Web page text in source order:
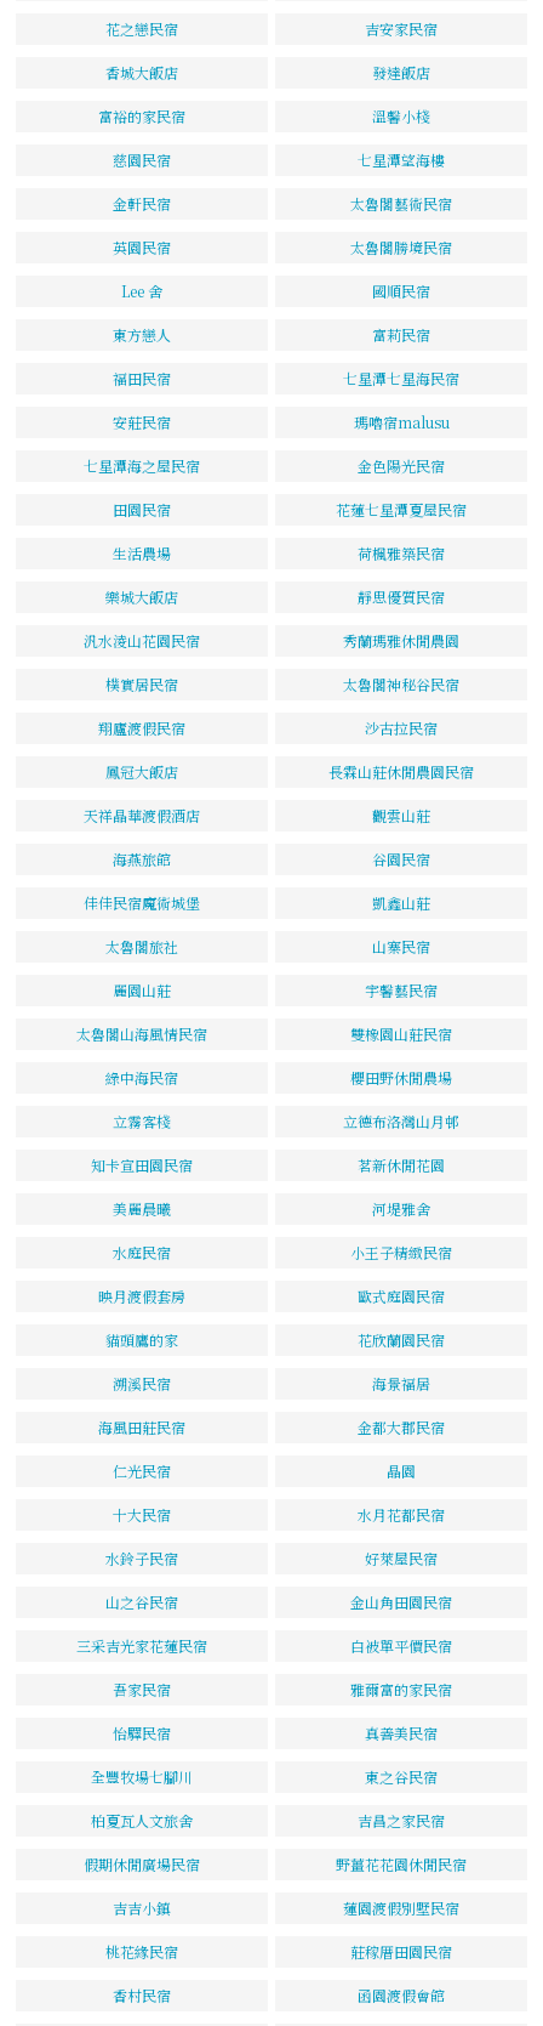
花之戀民宿 吉安家民宿
香城大飯店 發達飯店
富裕的家民宿 溫馨小棧
慈園民宿 七星潭望海樓
金軒民宿 太魯閣藝術民宿
英園民宿 太魯閣勝境民宿
Lee 舍 國順民宿
東方戀人 富莉民宿
福田民宿 七星潭七星海民宿
安莊民宿 瑪嚕宿malusu
七星潭海之屋民宿 金色陽光民宿
田園民宿 花蓮七星潭夏屋民宿
生活農場 荷楓雅築民宿
樂城大飯店 靜思優質民宿
汎水淩山花園民宿 秀蘭瑪雅休閒農園
樸實居民宿 太魯閣神秘谷民宿
翔廬渡假民宿 沙古拉民宿
鳳冠大飯店 長霖山莊休閒農園民宿
天祥晶華渡假酒店 觀雲山莊
海燕旅館 谷園民宿
佳佳民宿魔術城堡 凱鑫山莊
太魯閣旅社 山寨民宿
麗園山莊 宇馨藝民宿
太魯閣山海風情民宿 雙橡園山莊民宿
綠中海民宿 櫻田野休閒農場
立霧客棧 立德布洛灣山月邨
知卡宣田園民宿 茗新休閒花園
美麗晨曦 河堤雅舍
水庭民宿 小王子精緻民宿
映月渡假套房 歐式庭園民宿
貓頭鷹的家 花欣蘭園民宿
溯溪民宿 海景福居
海風田莊民宿 金都大郡民宿
仁光民宿 晶園
十大民宿 水月花都民宿
水鈴子民宿 好萊屋民宿
山之谷民宿 金山角田園民宿
三采吉光家花蓮民宿 白被單平價民宿
吾家民宿 雅爾富的家民宿
怡驛民宿 真善美民宿
全豐牧場七腳川 東之谷民宿
柏夏瓦人文旅舍 吉昌之家民宿
假期休閒廣場民宿 野薑花花園休閒民宿
吉吉小鎮 蓮園渡假別墅民宿
桃花緣民宿 莊稼厝田園民宿
香村民宿 函園渡假會館